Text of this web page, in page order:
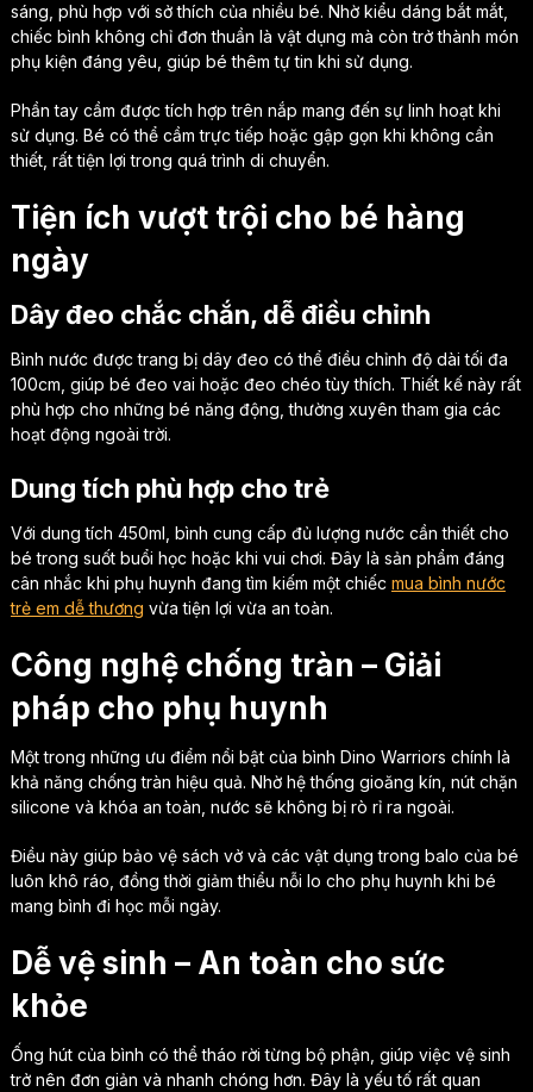
sáng, phù hợp với sở thích của nhiều bé. Nhờ kiểu dáng bắt mắt,
chiếc bình không chỉ đơn thuần là vật dụng mà còn trở thành món
phụ kiện đáng yêu, giúp bé thêm tự tin khi sử dụng.
Phần tay cầm được tích hợp trên nắp mang đến sự linh hoạt khi
sử dụng. Bé có thể cầm trực tiếp hoặc gập gọn khi không cần
thiết, rất tiện lợi trong quá trình di chuyển.
Tiện ích vượt trội cho bé hàng
ngày
Dây đeo chắc chắn, dễ điều chỉnh
Bình nước được trang bị dây đeo có thể điều chỉnh độ dài tối đa
100cm, giúp bé đeo vai hoặc đeo chéo tùy thích. Thiết kế này rất
phù hợp cho những bé năng động, thường xuyên tham gia các
hoạt động ngoài trời.
Dung tích phù hợp cho trẻ
Với dung tích 450ml, bình cung cấp đủ lượng nước cần thiết cho
bé trong suốt buổi học hoặc khi vui chơi. Đây là sản phẩm đáng
cân nhắc khi phụ huynh đang tìm kiếm một chiếc mua bình nước
trẻ em dễ thương vừa tiện lợi vừa an toàn.
Công nghệ chống tràn – Giải
pháp cho phụ huynh
Một trong những ưu điểm nổi bật của bình Dino Warriors chính là
khả năng chống tràn hiệu quả. Nhờ hệ thống gioăng kín, nút chặn
silicone và khóa an toàn, nước sẽ không bị rò rỉ ra ngoài.
Điều này giúp bảo vệ sách vở và các vật dụng trong balo của bé
luôn khô ráo, đồng thời giảm thiểu nỗi lo cho phụ huynh khi bé
mang bình đi học mỗi ngày.
Dễ vệ sinh – An toàn cho sức
khỏe
Ống hút của bình có thể tháo rời từng bộ phận, giúp việc vệ sinh
trở nên đơn giản và nhanh chóng hơn. Đây là yếu tố rất quan